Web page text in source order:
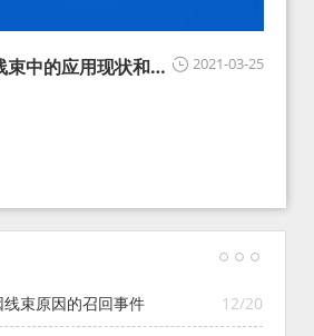
2021-03-25
中的应用现状和展
12/20
束原因的召回事件